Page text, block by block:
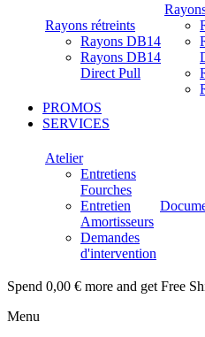
Rayons rétreints
Rayons DB14
Rayons DB14
Direct Pull
PROMOS
SERVICES
Atelier
Entretiens
Fourches
Entretien
Amortisseurs
Demandes
d'intervention
Spend 0,00 € more and get Free
Menu